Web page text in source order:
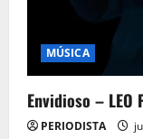
MÚSICA
Envidioso – LEO
PERIODISTA